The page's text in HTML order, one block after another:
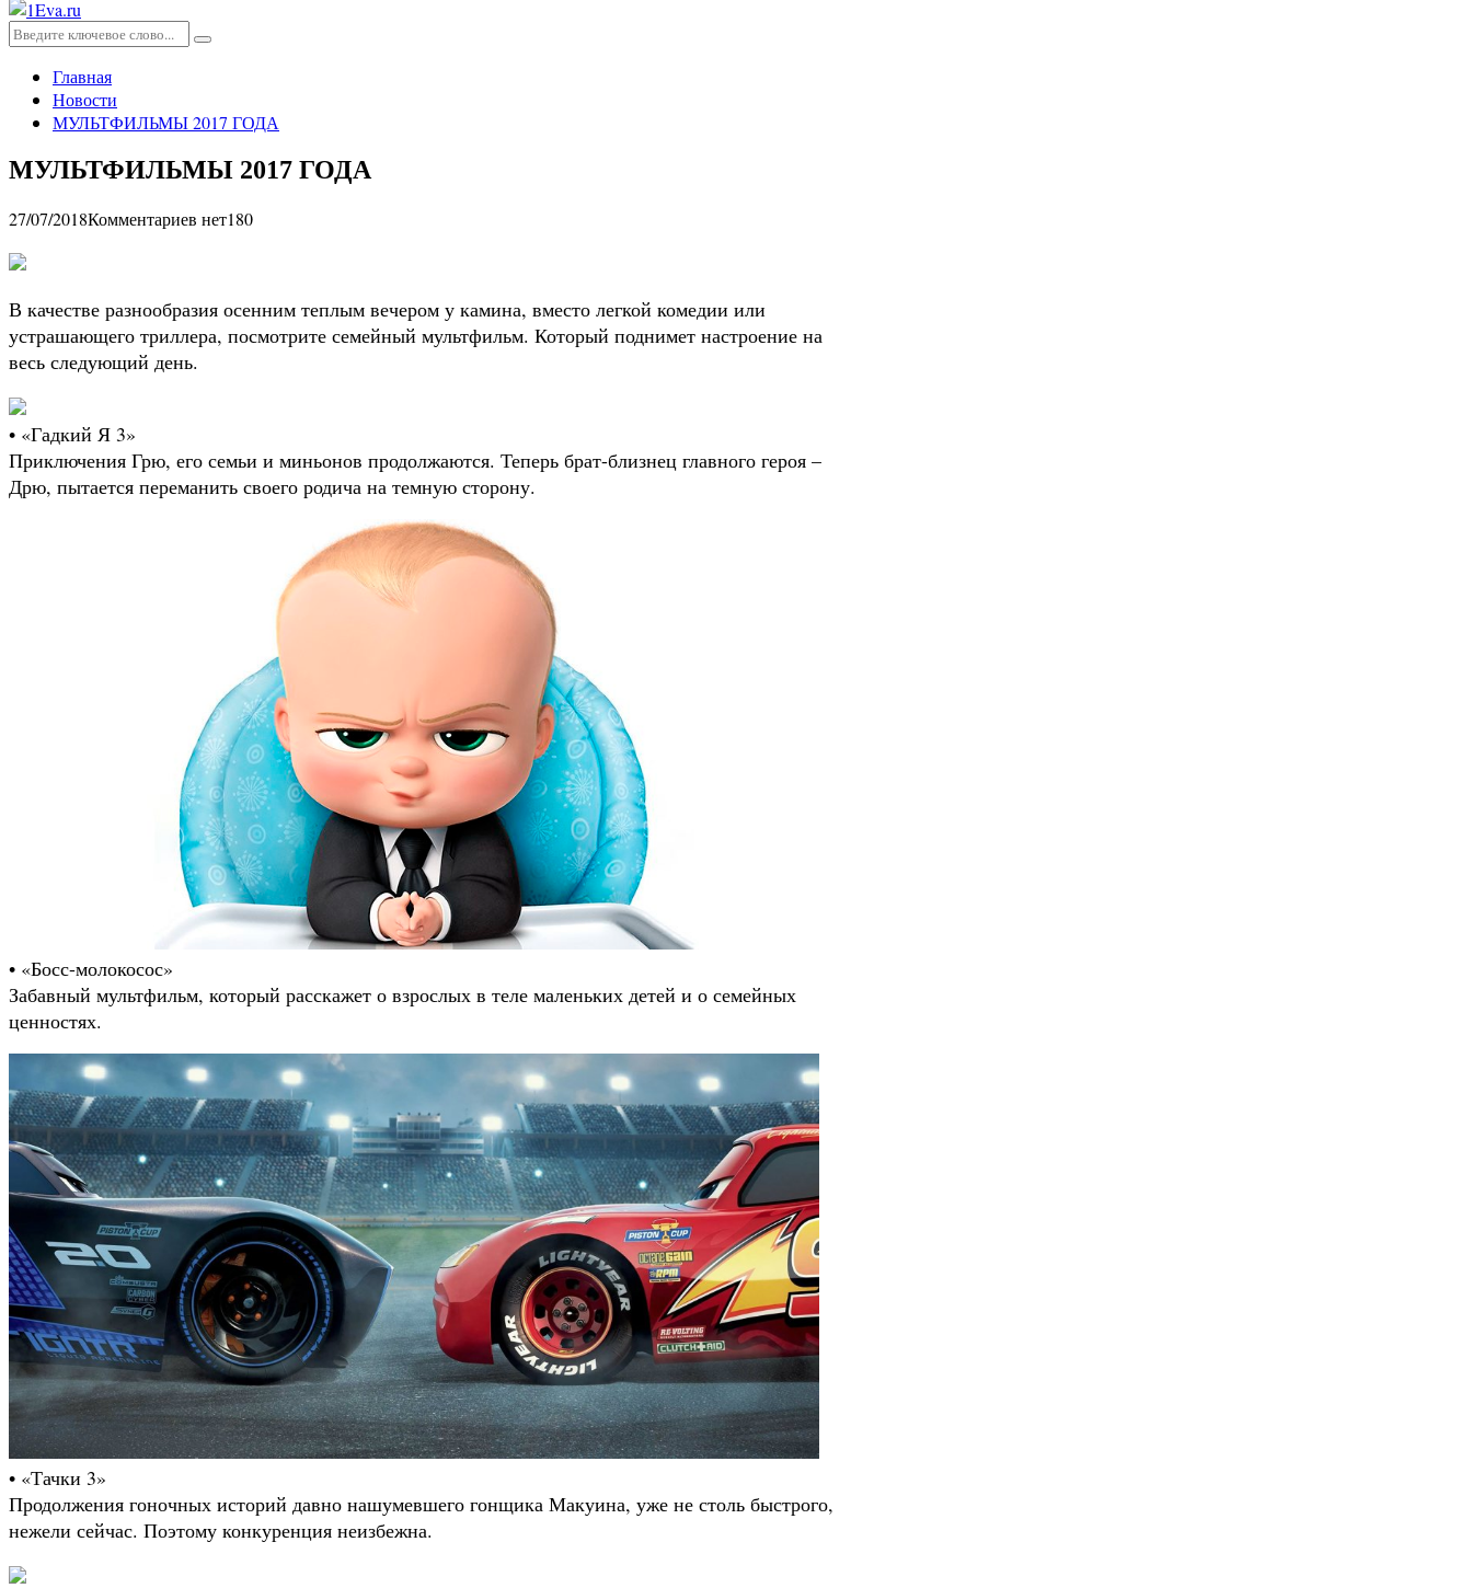
меню
Искать:
Поиск
Главная
Новости
МУЛЬТФИЛЬМЫ 2017 ГОДА
МУЛЬТФИЛЬМЫ 2017 ГОДА
27/07/2018Комментариев нет180
В качестве разнообразия осенним теплым вечером у камина, вместо легкой комедии или
устрашающего триллера, посмотрите семейный мультфильм. Который поднимет настроение на
весь следующий день.
• «Гадкий Я 3»
Приключения Грю, его семьи и миньонов продолжаются. Теперь брат-близнец главного героя –
Дрю, пытается переманить своего родича на темную сторону.
• «Босс-молокосос»
Забавный мультфильм, который расскажет о взрослых в теле маленьких детей и о семейных
ценностях.
• «Тачки 3»
Продолжения гоночных историй давно нашумевшего гонщика Макуина, уже не столь быстрого,
нежели сейчас. Поэтому конкуренция неизбежна.